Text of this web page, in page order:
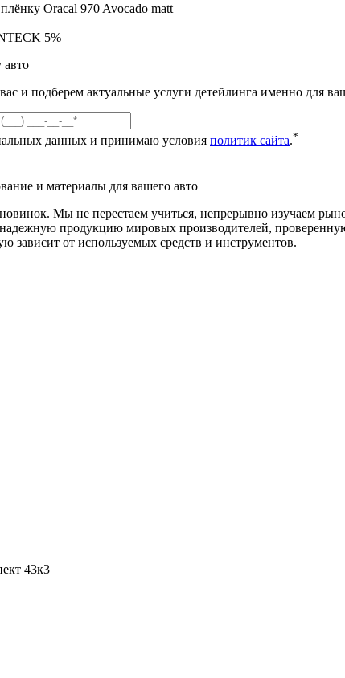
Oracal 970 Avocado matt
5%
авто
и подберем актуальные услуги детейлинга именно для
данных и принимаю условия политик сайта.*
и материалы для вашего авто
Мы не перестаем учиться, непрерывно изучаем
продукцию мировых производителей,
зависит от используемых средств и инструментов.
43к3